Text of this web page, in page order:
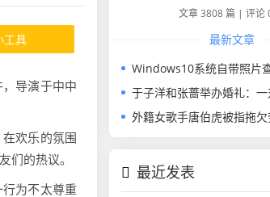
工具
导演于中中
欢乐的氛围
们的热议。
为不太尊重
文章 3808 篇 | 评论
最新文章
Windows10系统自带照片查看器没有了
于子洋和张蔷举办婚礼：一对赛场情场双丰
外籍女歌手唐伯虎被指拖欠劳务费：明星责
最近发表